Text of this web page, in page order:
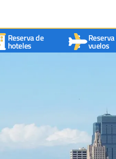
Reserva de
hoteles vuelos